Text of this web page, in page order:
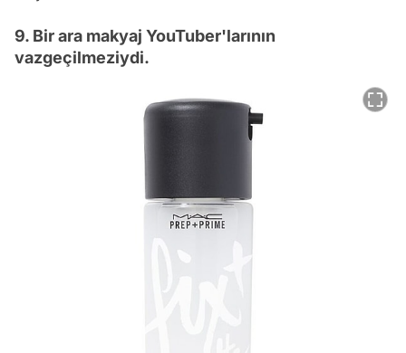
9. Bir ara makyaj YouTuber'larının
vazgeçilmeziydi.